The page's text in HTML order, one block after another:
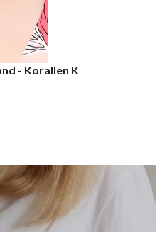
- Korallen K